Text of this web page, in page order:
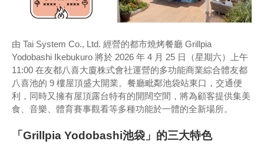
由 Tai System Co., Ltd. 經營的都市燒烤餐廳 Grillpia
Yodobashi Ikebukuro 將於 2026 年 4 月 25 日（星期六）上午
11:00 在友都八喜大廈株式會社運營的多功能商業綜合體友都
八喜池的 9 樓屋頂盛大開業。餐廳毗鄰池袋站東口，交通便
利，同時又擁有屋頂露台特有的開闊空間，將為顧客提供集美
食、音樂、體育賽事觀看等多種功能於一體的全新場所。
「Grillpia Yodobashi池袋」的三大特色